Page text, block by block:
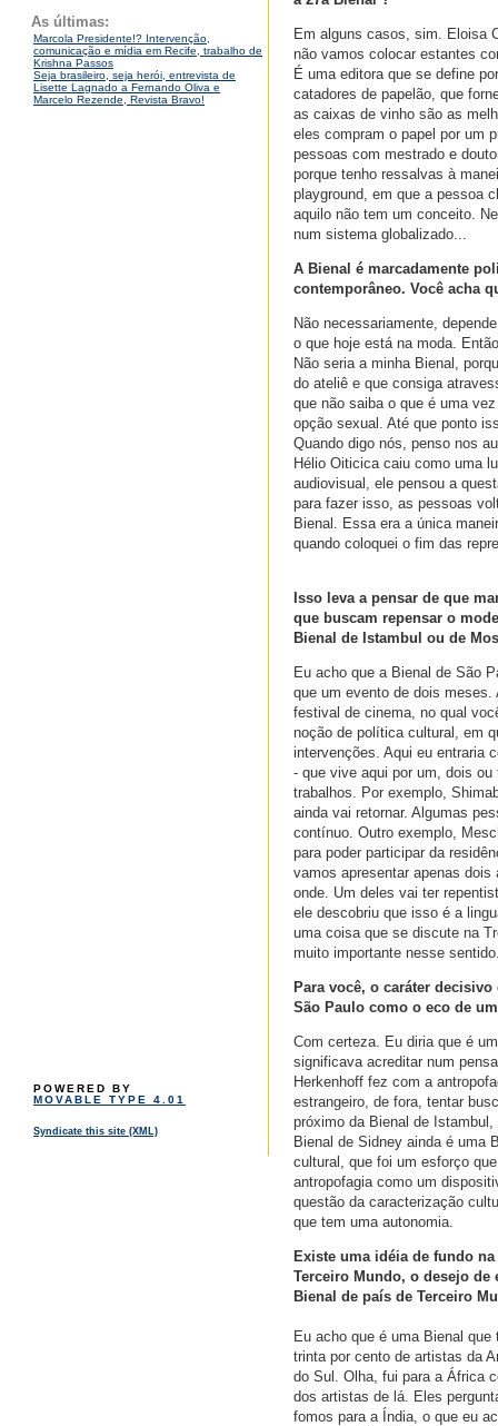
As últimas:
Marcola Presidente!? Intervenção,
comunicação e mídia em Recife, trabalho de
Krishna Passos
Seja brasileiro, seja herói, entrevista de
Lisette Lagnado a Fernando Oliva e
Marcelo Rezende, Revista Bravo!
POWERED BY
MOVABLE TYPE 4.01
Syndicate this site (XML)
Em alguns casos, sim. Eloisa
não vamos colocar estantes
É uma editora que se define
catadores de papelão, que
as caixas de vinho são as
eles compram o papel por um
pessoas com mestrado e
porque tenho ressalvas à
playground, em que a pessoa
aquilo não tem um conceito.
num sistema globalizado...
A Bienal é marcadamente
contemporâneo. Você acha
Não necessariamente,
o que hoje está na moda.
Não seria a minha Bienal,
do ateliê e que consiga
que não saiba o que é uma
opção sexual. Até que ponto
Quando digo nós, penso nos
Hélio Oiticica caiu como uma
audiovisual, ele pensou a
para fazer isso, as pessoas
Bienal. Essa era a única
quando coloquei o fim das
Isso leva a pensar de que
que buscam repensar o
Bienal de Istambul ou de
Eu acho que a Bienal de São
que um evento de dois
festival de cinema, no qual
noção de política cultural, em
intervenções. Aqui eu entraria
- que vive aqui por um, dois
trabalhos. Por exemplo,
ainda vai retornar. Algumas
contínuo. Outro exemplo,
para poder participar da
vamos apresentar apenas
onde. Um deles vai ter
ele descobriu que isso é a
uma coisa que se discute na
muito importante nesse
Para você, o caráter
São Paulo como o eco de
Com certeza. Eu diria que é
significava acreditar num
Herkenhoff fez com a
estrangeiro, de fora, tentar
próximo da Bienal de
Bienal de Sidney ainda é uma
cultural, que foi um esforço
antropofagia como um
questão da caracterização
que tem uma autonomia.
Existe uma idéia de fundo
Terceiro Mundo, o desejo de
Bienal de país de Terceiro
Eu acho que é uma Bienal
trinta por cento de artistas da
do Sul. Olha, fui para a África
dos artistas de lá. Eles
fomos para a Índia, o que eu